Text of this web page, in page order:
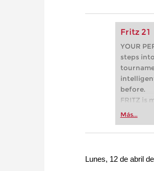
Fritz 21
YOUR
steps
before.
FRITZ is
Whether
more
Más...
Lunes, 12 de abril